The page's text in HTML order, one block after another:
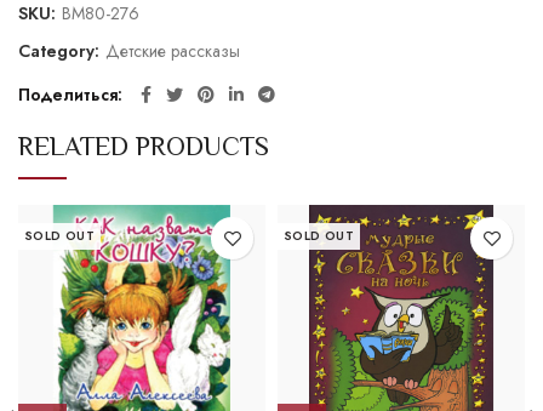
SKU: BM80-276
Category: Детские рассказы
Поделиться
RELATED PRODUCTS
SOLD OUT SOLD OUT